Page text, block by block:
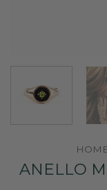
ANELLO